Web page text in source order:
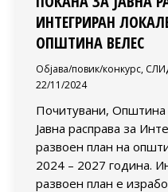
ИНТЕГРИРАН
ОПШТИНА ВЕЛЕС
Објава/повик/конкурс,
22/11/2024
Почитувани, Општина
Jавнa расправa за
развоен план на
2024 – 2027 година.
развоен план е